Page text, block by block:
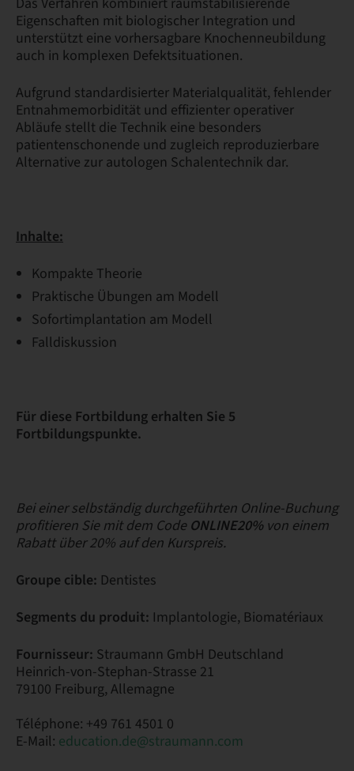
Eigenschaften mit biologischer Integration und
unterstützt eine vorhersagbare Knochenneubildung
auch in komplexen Defektsituationen.
Aufgrund standardisierter Materialqualität, fehlender
Entnahmemorbidität und effizienter operativer
Abläufe stellt die Technik eine besonders
patientenschonende und zugleich reproduzierbare
Alternative zur autologen Schalentechnik dar.
Inhalte:
Kompakte Theorie
Praktische Übungen am Modell
Sofortimplantation am Modell
Falldiskussion
Für diese Fortbildung erhalten Sie 5
Fortbildungspunkte.
Bei einer selbständig durchgeführten Online-Buchung
profitieren Sie mit dem Code ONLINE20%von einem
Rabatt über 20% auf den Kurspreis.
Groupe cible: Dentistes
Segments du produit: Implantologie, Biomatériaux
Fournisseur: Straumann GmbH Deutschland
Heinrich-von-Stephan-Strasse 21
79100 Freiburg, Allemagne
Téléphone: +49 761 4501 0
E-Mail: education.de@straumann.com